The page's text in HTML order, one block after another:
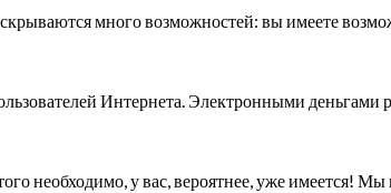
много возможностей: вы имеете
Интернета. Электронными деньгами
необходимо, у вас, вероятнее, уже имеется!